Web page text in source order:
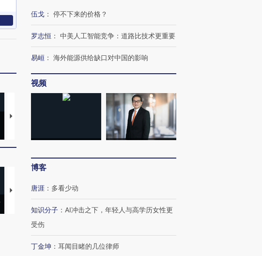
马航飞行员跨国走私7万
视线｜被称为“蟑螂”的印
度Z世代 用街头抗争将教
育部长拱下台
机”？难民潮撕裂西班牙
飞地休达
【推广】走进第四届链博
会，让数智科技“链”接产
【特别呈现】寻找100种
有意思的生活方式·第三对
CFO：不靠规模取胜，华
住三大增长引擎是什么？
伍戈 ： 停不下来的价格？
罗志恒 ： 中美人工智能竞争：道路比技术更重要
易峘 ： 海外能源供给缺口对中国的影响
视频
博客
唐涯 ： 多看少动
知识分子 ： AI冲击之下，年轻人与高学历女性更
受伤
丁金坤 ： 耳闻目睹的几位律师